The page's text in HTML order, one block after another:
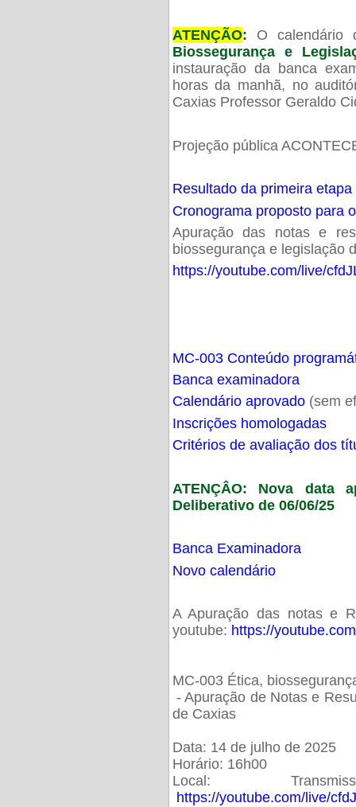
ATENÇÃO: O calendário
Biossegurança e
instauração da banca
horas da manhã, no
Caxias Professor Geraldo
Projeção pública
Resultado da primeira
Cronograma proposto para
Apuração das notas e
biossegurança e legislação
https://youtube.com/live/
MC-003 Conteúdo
Banca examinadora
Calendário aprovado(sem
Inscrições homologadas
Critérios de avaliação dos
ATENÇÂO: Nova data
Deliberativo de 06/06/25
Banca Examinadora
Novo calendário
A Apuração das notas e
youtube: https://
MC-003 Ética,
- Apuração de Notas e
de Caxias
Data: 14 de julho de 2025
Horário: 16h00
Local:
https://youtube.com/live/